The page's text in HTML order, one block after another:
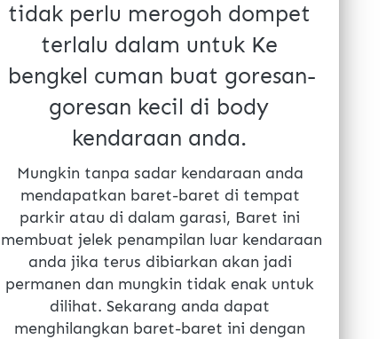
tidak perlu merogoh dompet
terlalu dalam untuk Ke
bengkel cuman buat goresan-
goresan kecil di body
kendaraan anda.
Mungkin tanpa sadar kendaraan anda
mendapatkan baret-baret di tempat
parkir atau di dalam garasi, Baret ini
membuat jelek penampilan luar kendaraan
anda jika terus dibiarkan akan jadi
permanen dan mungkin tidak enak untuk
dilihat. Sekarang anda dapat
menghilangkan baret-baret ini dengan